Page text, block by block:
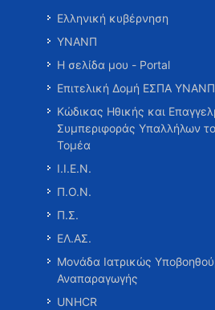
Ελληνική κυβέρνηση
ΥΝΑΝΠ
Η σελίδα μου - Portal
Επιτελική Δομή ΕΣΠΑ ΥΝΑΝΠ
Κώδικας Ηθικής και
Συμπεριφοράς Υπαλλήλων
Τομέα
Ι.Ι.Ε.Ν.
Π.Ο.Ν.
Π.Σ.
ΕΛ.ΑΣ.
Μονάδα Ιατρικώς
Αναπαραγωγής
UNHCR